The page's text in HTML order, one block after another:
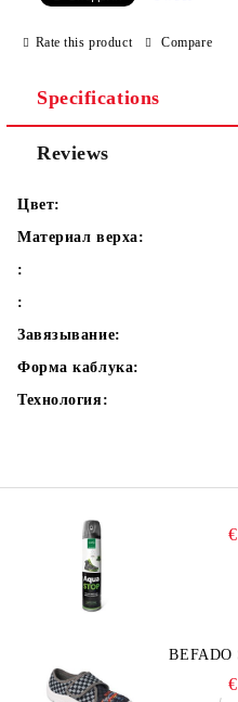
We will contact you to finalize
Rate this product Compare
Specifications
Reviews
Цвет:
Материал верха:
:
:
Завязывание:
Форма каблука:
Технология:
BEFADO